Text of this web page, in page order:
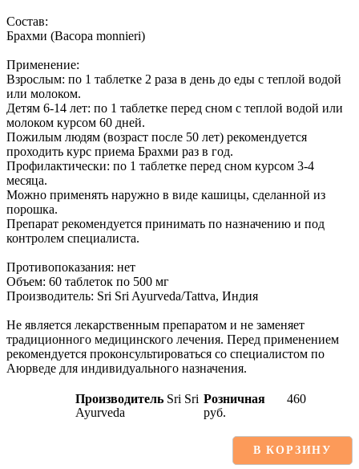
Состав:
Брахми (Bacopa monnieri)
Применение:
Взрослым: по 1 таблетке 2 раза в день до еды с теплой водой
или молоком.
Детям 6-14 лет: по 1 таблетке перед сном с теплой водой или
молоком курсом 60 дней.
Пожилым людям (возраст после 50 лет) рекомендуется
проходить курс приема Брахми раз в год.
Профилактически: по 1 таблетке перед сном курсом 3-4
месяца.
Можно применять наружно в виде кашицы, сделанной из
порошка.
Препарат рекомендуется принимать по назначению и под
контролем специалиста.
Противопоказания: нет
Объем: 60 таблеток по 500 мг
Производитель: Sri Sri Ayurveda/Tattva, Индия
Не является лекарственным препаратом и не заменяет
традиционного медицинского лечения. Перед применением
рекомендуется проконсультироваться со специалистом по
Аюрведе для индивидуального назначения.
Производитель Sri Sri
Ayurveda
Розничная
460
руб.
В КОРЗИНУ